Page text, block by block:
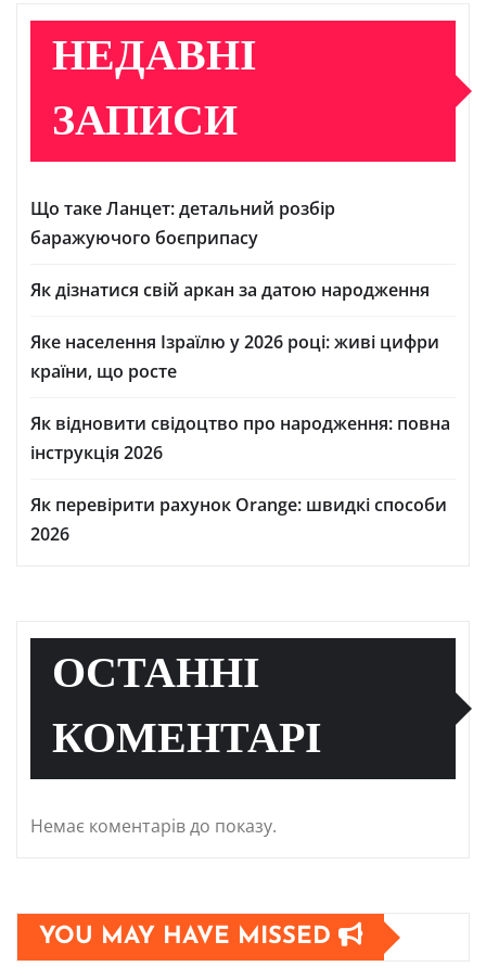
НЕДАВНІ
ЗАПИСИ
Що таке Ланцет: детальний розбір
баражуючого боєприпасу
Як дізнатися свій аркан за датою народження
Яке населення Ізраїлю у 2026 році: живі цифри
країни, що росте
Як відновити свідоцтво про народження: повна
інструкція 2026
Як перевірити рахунок Orange: швидкі способи
2026
ОСТАННІ
КОМЕНТАРІ
Немає коментарів до показу.
YOU MAY HAVE MISSED